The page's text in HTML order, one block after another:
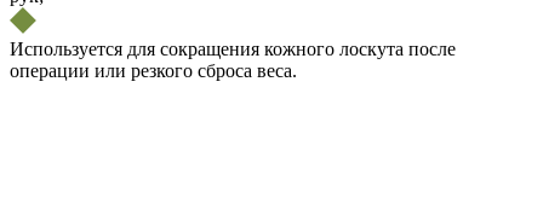
Используется для сокращения кожного лоскута после
операции или резкого сброса веса.